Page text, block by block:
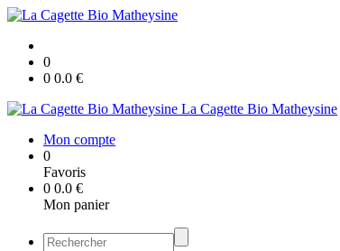
0
0 0.0 €
La Cagette Bio Matheysine
Mon compte
0
Favoris
0 0.0 €
Mon panier